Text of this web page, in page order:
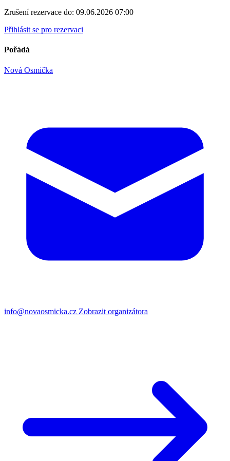
Zrušení rezervace do: 09.06.2026 07:00
Přihlásit se pro rezervaci
Pořádá
Nová Osmička
info@novaosmicka.cz Zobrazit organizátora